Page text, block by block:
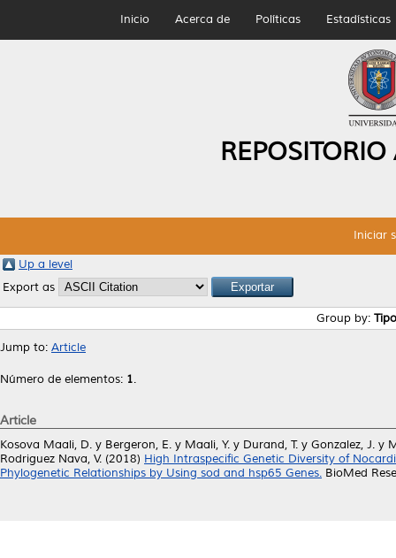
Inicio Acerca de Políticas Estadísticas
Iniciar
Up a level
Export as
Group by:
Jump to: Article
Número de elementos: 1.
Article
Kosova Maali, D. y Bergeron, E. y Maali, Y. y Durand, T. y Gonzalez, J. y
Rodriguez Nava, V. (2018) High Intraspecific Genetic Diversity of
Phylogenetic Relationships by Using sod and hsp65 Genes. BioMed